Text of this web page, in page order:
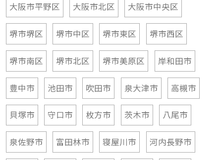
大阪市平野区 大阪市北区 大阪市中央区
堺市堺区 堺市中区 堺市東区 堺市西区
堺市南区 堺市北区 堺市美原区 岸和田市
豊中市 池田市 吹田市 泉大津市 高槻市
貝塚市 守口市 枚方市 茨木市 八尾市
泉佐野市 富田林市 寝屋川市 河内長野市